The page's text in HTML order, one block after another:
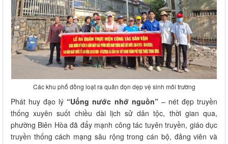
Các khu phố đồng loạt ra quân đọn dẹp vệ sinh môi trường
Phát huy đạo lý “Uống nước nhớ nguồn”– nét đẹp truyền
thống xuyên suốt chiều dài lịch sử dân tộc, thời gian qua,
phường Biên Hòa đã đẩy mạnh công tác tuyên truyền, giáo dục
truyền thống cách mạng sâu rộng trong cán bộ, đảng viên và